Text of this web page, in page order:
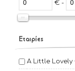
€ -
Εταιρίες
A Little Lovely